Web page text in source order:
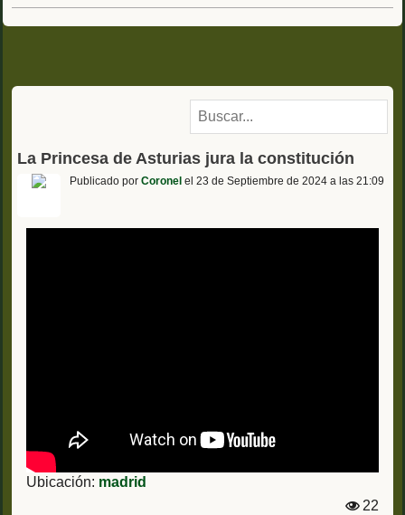
La Princesa de Asturias jura la constitución
Publicado por Coronel el 23 de Septiembre de 2024 a las 21:09
Ubicación: madrid
22